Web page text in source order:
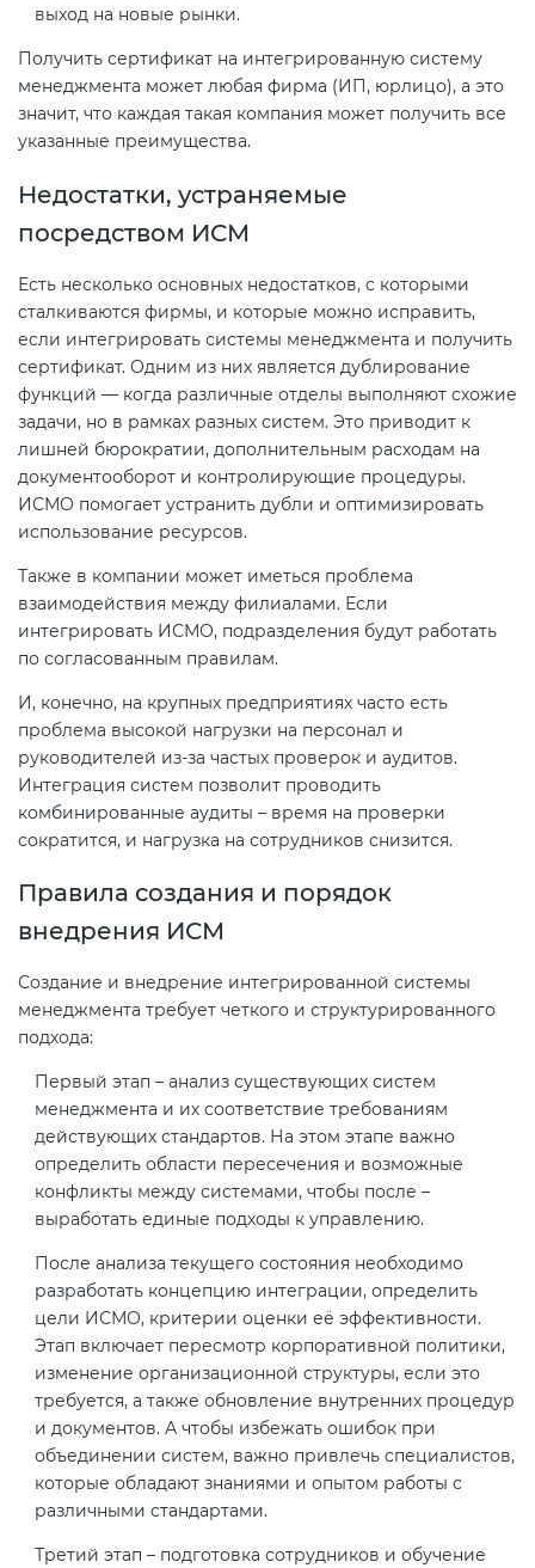
выход на новые рынки.
Получить сертификат на интегрированную систему
менеджмента может любая фирма (ИП, юрлицо), а это
значит, что каждая такая компания может получить все
указанные преимущества.
Недостатки, устраняемые
посредством ИСМ
Есть несколько основных недостатков, с которыми
сталкиваются фирмы, и которые можно исправить,
если интегрировать системы менеджмента и получить
сертификат. Одним из них является дублирование
функций — когда различные отделы выполняют схожие
задачи, но в рамках разных систем. Это приводит к
лишней бюрократии, дополнительным расходам на
документооборот и контролирующие процедуры.
ИСМО помогает устранить дубли и оптимизировать
использование ресурсов.
Также в компании может иметься проблема
взаимодействия между филиалами. Если
интегрировать ИСМО, подразделения будут работать
по согласованным правилам.
И, конечно, на крупных предприятиях часто есть
проблема высокой нагрузки на персонал и
руководителей из-за частых проверок и аудитов.
Интеграция систем позволит проводить
комбинированные аудиты – время на проверки
сократится, и нагрузка на сотрудников снизится.
Правила создания и порядок
внедрения ИСМ
Создание и внедрение интегрированной системы
менеджмента требует четкого и структурированного
подхода:
Первый этап – анализ существующих систем
менеджмента и их соответствие требованиям
действующих стандартов. На этом этапе важно
определить области пересечения и возможные
конфликты между системами, чтобы после –
выработать единые подходы к управлению.
После анализа текущего состояния необходимо
разработать концепцию интеграции, определить
цели ИСМО, критерии оценки её эффективности.
Этап включает пересмотр корпоративной политики,
изменение организационной структуры, если это
требуется, а также обновление внутренних процедур
и документов. А чтобы избежать ошибок при
объединении систем, важно привлечь специалистов,
которые обладают знаниями и опытом работы с
различными стандартами.
Третий этап – подготовка сотрудников и обучение